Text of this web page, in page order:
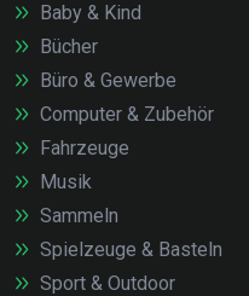
Baby & Kind
Bücher
Büro & Gewerbe
Computer & Zubehör
Fahrzeuge
Musik
Sammeln
Spielzeuge & Basteln
Sport & Outdoor